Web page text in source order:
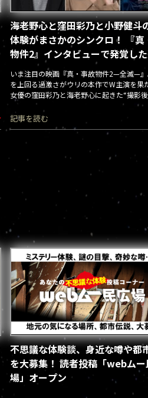
海老野心と窪田彩乃と小野健斗
体験がまさかのシンクロ！ 『真・事故
物件2』インタビューで発覚し
いま注目の映画『真・事故物件2—全滅—
を上回る過激さがウリの本作でW主演を果
女優の窪田彩乃と海老野心に起きた“撮影
変”とは――？
記事を読む
不思議な体験談、身近な噂や都
を大募集！ 読者投稿「webム
場」オープン